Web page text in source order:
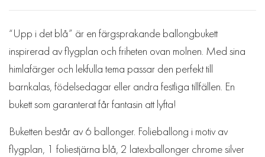
“Upp i det blå” är en färgsprakande ballongbukett
inspirerad av flygplan och friheten ovan molnen. Med sina
himlafärger och lekfulla tema passar den perfekt till
barnkalas, födelsedagar eller andra festliga tillfällen. En
bukett som garanterat får fantasin att lyfta!
Buketten består av 6 ballonger. Folieballong i motiv av
flygplan, 1 foliestjärna blå, 2 latexballonger chrome silver